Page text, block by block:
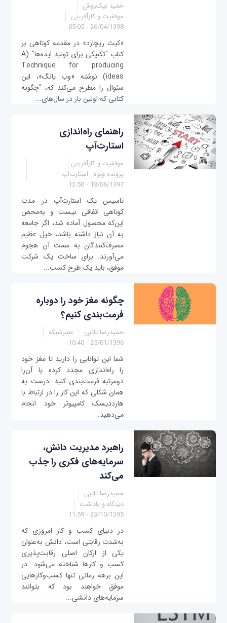
حمید نیک‌روش
موفقیت و کارآفرینی
26/04/1398 - 05:05
«کیث ریچارد» در مقدمه کوتاهی بر
کتاب "تکنیکی برای تولید ایده‌ها" (A
Technique for producing
ideas) نوشته «وب یانگ»، این
سئوال را مطرح می‌کند که، "چگونه
کتابی که اولین بار در سال‌های...
راهنمای راه‌اندازی
استارت‌آپ
موفقیت و کارآفرینی
پرونده ویژه استارت‌آپ
13/06/1397 - 12:50
تاسیس یک استارت‌آپ در مدت
کوتاهی اتفاقی نیست و به‌محض
این‌که محصول آماده شد، اگر جامعه
به آن نیاز داشته باشد، خیل عظیم
مصرف‌کنندگان به سمت آن هجوم
می‌آورند. برای ساخت یک شرکت
موفق، باید یک طرح کسب‌...
چگونه مغز خود را دوباره
فرمت‌بندی کنیم؟
حمیدرضا تائبی
عصرشبکه
25/01/1396 - 10:40
شما این توانایی را دارید تا مغز خود
را راه‌اندازی مجدد کرده یا آن‌را
دومرتبه فرمت‌بندی کنید. درست به
همان شکلی که این کار را در ارتباط با
هارددیسک کامپیوتر خود انجام
می‌دهید.
راهبرد مدیریت دانش،
سرمایه‌های فکری را جذب
می‌کند
حمیدرضا تائبی
دیدگاه و یاداشت
23/10/1395 - 11:59
در دنیای کسب و کار امروزی که
به‌شدت رقابتی است، دانش به‌عنوان
یکی از ارکان اصلی رقابت‌پذیری
کسب و کارها شناخته می‌شود. در
این برهه زمانی تنها کسب‌وکارهایی
موفق خواهند بود که بتوانند
سرمایه‌های دانشی...